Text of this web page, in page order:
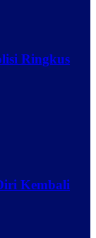
Ringkus
Kembali